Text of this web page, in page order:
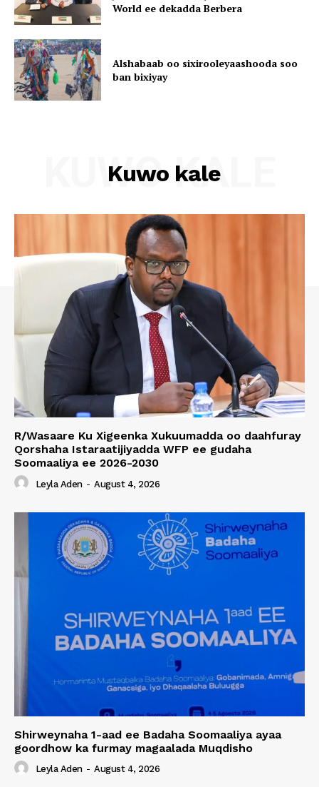
World ee dekadda Berbera
Alshabaab oo sixirooleyaashooda soo
ban bixiyay
Kuwo kale
KUWO KALE
R/Wasaare Ku Xigeenka Xukuumadda oo daahfuray
Qorshaha Istaraatijiyadda WFP ee gudaha
Soomaaliya ee 2026-2030
Leyla Aden - August 4, 2026
Shirweynaha 1-aad ee Badaha Soomaaliya ayaa
goordhow ka furmay magaalada Muqdisho
Leyla Aden - August 4, 2026